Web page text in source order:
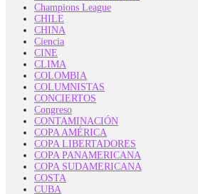
Champions League
CHILE
CHINA
Ciencia
CINE
CLIMA
COLOMBIA
COLUMNISTAS
CONCIERTOS
Congreso
CONTAMINACIÓN
COPA AMÉRICA
COPA LIBERTADORES
COPA PANAMERICANA
COPA SUDAMERICANA
COSTA
CUBA